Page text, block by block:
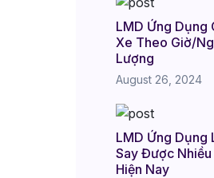
LMD Ứng Dụng
Xe Theo Giờ/
Lượng
August 26, 2024
LMD Ứng Dụng
Say Được
Hiện Nay